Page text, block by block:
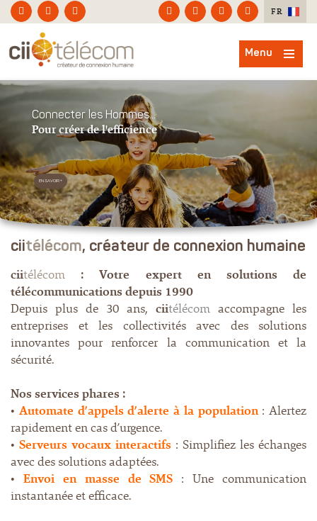
FR
Menu
Connecter les Hommes...
Pour créer de l'efficience
EN SAVOIR +
ciitélécom, créateur de connexion humaine
ciitélécom
: Votre expert en solutions de
télécommunications depuis 1990
Depuis plus de 30 ans, ciitélécom accompagne les
entreprises et les collectivités avec des solutions
innovantes pour renforcer la communication et la
sécurité.
Nos services phares :
• Automate d’appels d’alerte à la population: Alertez
rapidement en cas d’urgence.
• Serveurs vocaux interactifs : Simplifiez les échanges
avec des solutions adaptées.
• Envoi en masse de SMS : Une communication
instantanée et efficace.